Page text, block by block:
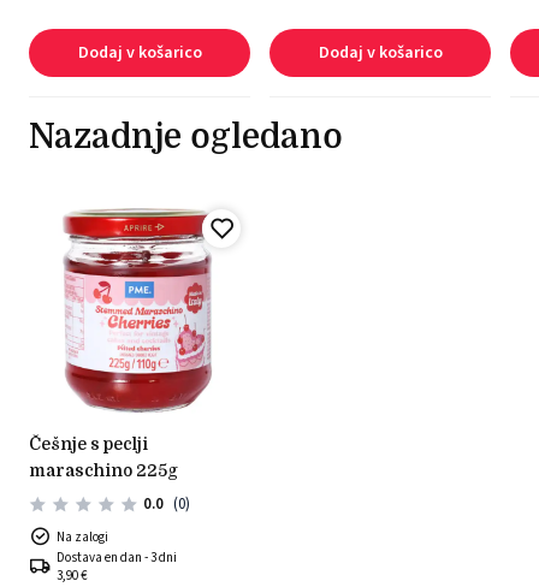
Dodaj v košarico Dodaj v košarico
Nazadnje ogledano
češnje s peclji
maraschino 225g
0.0 (0)
Na zalogi
Dostava en dan - 3 dni
3,90 €